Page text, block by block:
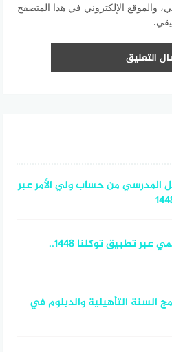
والموقع الإلكتروني في هذا المتصفح
المدرسي من حساب ولي الأمر عبر
طريقة إضافة المؤهل العلمي عبر تطبيق توكلنا 1448..
السنة التأهيلية والدبلوم في